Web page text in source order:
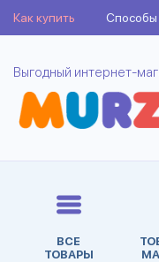
Как купить Способы
Выгодный интернет-
ВСЕ
ТОВАРЫ